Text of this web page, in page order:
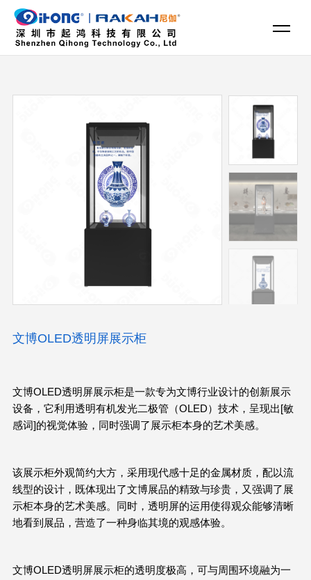
文博OLED透明屏展示柜
文博OLED透明屏展示柜是一款专为文博行业设计的创新展示
设备，它利用透明有机发光二极管（OLED）技术，呈现出[敏
感词]的视觉体验，同时强调了展示柜本身的艺术美感。
该展示柜外观简约大方，采用现代感十足的金属材质，配以流
线型的设计，既体现出了文博展品的精致与珍贵，又强调了展
示柜本身的艺术美感。同时，透明屏的运用使得观众能够清晰
地看到展品，营造了一种身临其境的观感体验。
文博OLED透明屏展示柜的透明度极高，可与周围环境融为一